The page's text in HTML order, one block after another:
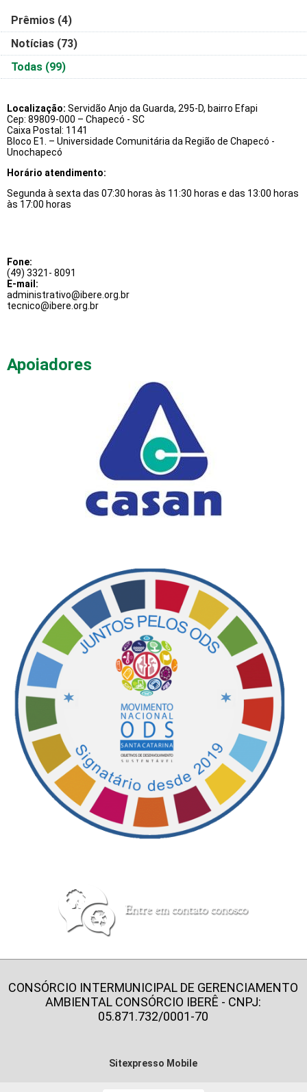
Prêmios (4)
Notícias (73)
Todas (99)
Localização: Servidão Anjo da Guarda, 295-D, bairro Efapi
Cep: 89809-000 – Chapecó - SC
Caixa Postal: 1141
Bloco E1. – Universidade Comunitária da Região de Chapecó -
Unochapecó
Horário atendimento:
Segunda à sexta das 07:30 horas às 11:30 horas e das 13:00 horas
às 17:00 horas
Fone:
(49) 3321- 8091
E-mail:
administrativo@ibere.org.br
tecnico@ibere.org.br
Apoiadores
CONSÓRCIO INTERMUNICIPAL DE GERENCIAMENTO
AMBIENTAL CONSÓRCIO IBERÊ - CNPJ:
05.871.732/0001-70
Sitexpresso Mobile